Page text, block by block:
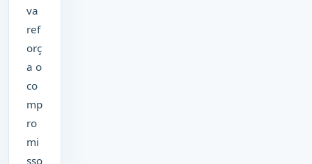
va
ref
orç
a o
co
mp
ro
mi
sso